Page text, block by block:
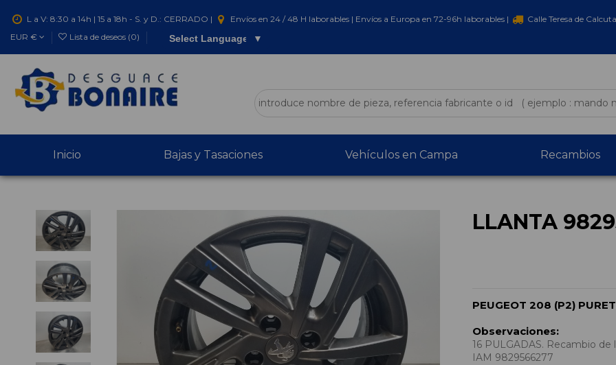
L a V: 8:30 a 14h | 15 a 18h - S. y D.: CERRADO | Envíos en 24 / 48 H laborables | Envíos a Europa en 72-96h laborables |
Calle Teresa de
EUR €
Lista de deseos (0) Select Language ▼
Inicio Bajas y Tasaciones Vehículos en Campa Recambios
LLANTA
PEUGEOT 208 (P2)
Observaciones:
16 PULGADAS. Recambio
IAM 9829566277